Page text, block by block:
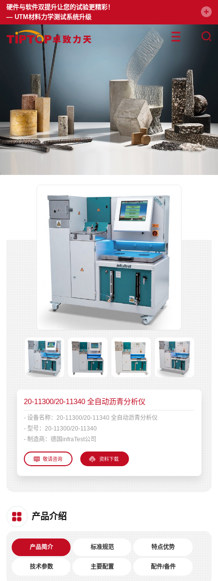
硬件与软件双提升让您的试验更精彩！
— UTM材料力学测试系统升级
20-11300/20-11340 全自动沥青分析仪
- 设备名称：
20-11300/20-11340 全自动沥青分析仪
- 型号：
20-11300/20-11340
- 制造商： 德国infraTest公司
资料下载
产品介绍
产品简介 标准规范 特点优势
技术参数 主要配置 配件/备件